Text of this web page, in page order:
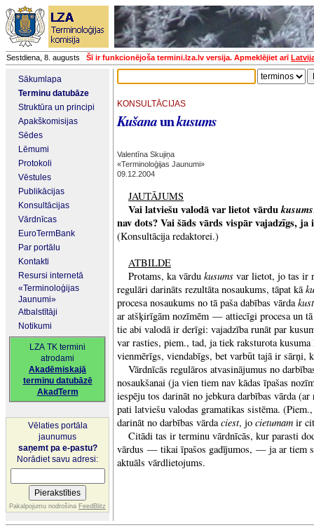
Sestdiena, 8. augusts Šī ir funkcionējoša termini.lza.lv versija. Apmeklējiet arī
Sākumlapa
Terminu datubāze
Struktūra un principi
Apakškomisijas
Sēdes
Lēmumi
Protokoli
Vēstules
Publikācijas
Konsultācijas
Vārdnīcas
EuroTermBank
Par portālu
Kontakti
Resursi internetā
«Terminoloģijas
Jaunumi»
Atbalstītāji
Notikumi
LZA TK termini
atrodami
Akadēmiskajā
terminu datubāzē
AkadTerm
Vēlaties portāla
jaunumus
saņemt pa e-pastu?
Norādiet savu adresi:
Pakalpojumu nodrošina FeedBlitz
KONSULTĀCIJAS
Kušanaunkusums
Valentīna Skujiņa
«Terminoloģijas Jaunumi»
09.12.2004
JAUTĀJUMS
Vai latviešu valodā var lietot vārdukusums
nav dots? Vai šāds vārds vispār vajadzīgs,
(Konsultācija redaktorei.)
ATBILDE
Protams, ka vārdu kusums var lietot, jo tas ir
regulāri darināts rezultāta nosaukums, tāpat kā
procesa nosaukums no tā paša dabības vārdakust
ar atšķirīgām nozīmēm — attiecīgi procesa un tā
tie abi valodā ir derīgi: vajadzība runāt par
var rasties, piem., tad, ja tiek raksturota
vienmērīgs, viendabīgs, bet varbūt tajā ir sārņi,
Vārdnīcās regulāros atvasinājumus no
nosaukšanai (ja vien tiem nav kādas īpašas
iespēju tos darināt no jebkura darbības vārda
pati latviešu valodas gramatikas sistēma.
darināt no darbības vārdaciest, jo cietumam ir
Citādi tas ir terminu vārdnīcās, kur parasti
vārdus — tikai īpašos gadījumos, — ja ar tiem
aktuāls vārdlietojums.